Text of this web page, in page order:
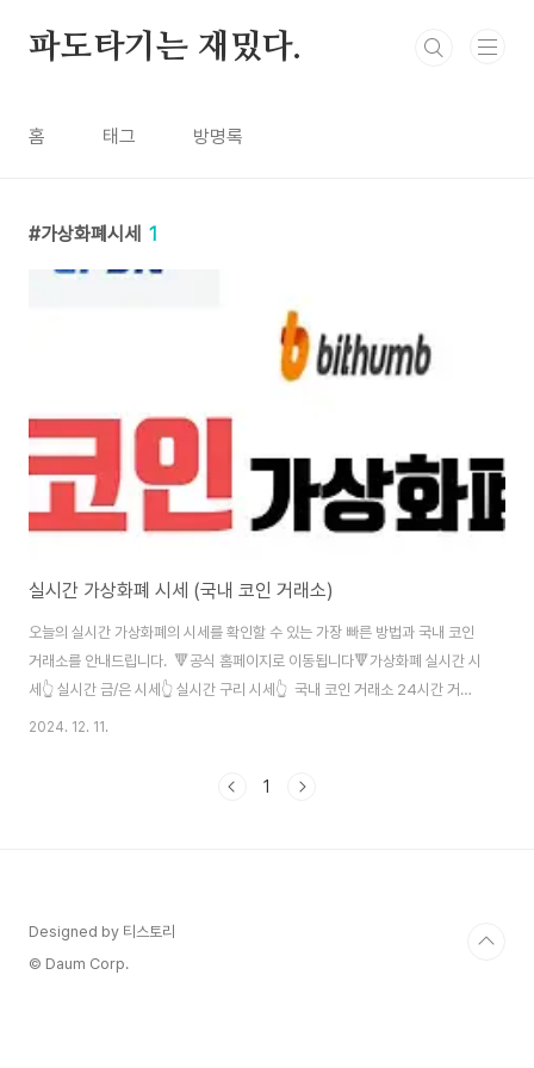
파도타기는 재밌다.
홈 태그 방명록
가상화폐시세 1
실시간 가상화폐 시세 (국내 코인 거래소)
오늘의 실시간 가상화폐의 시세를 확인할 수 있는 가장 빠른 방법과 국내 코인
거래소를 안내드립니다. 🔻공식 홈페이지로 이동됩니다🔻가상화폐 실시간 시
세👆 실시간 금/은 시세👆 실시간 구리 시세👆 국내 코인 거래소 24시간 거래
대금 및 거래량 월간 방문자에 따른 통계를 실시간으로 확인할 수 있는 홈페이
습니다.업비트👉빗썸👉코인원👉 신규가입 및 다양한 이벤트를 진행하고 있
2024. 12. 11.
1
Designed by 티스토리
© Daum Corp.